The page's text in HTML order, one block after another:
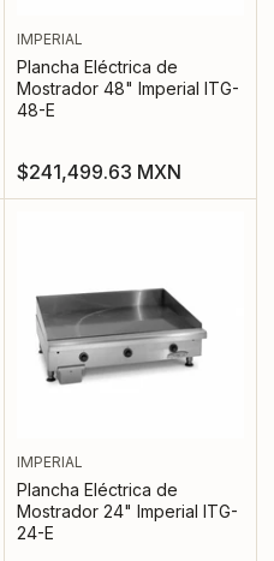
IMPERIAL
Plancha Eléctrica de
Mostrador 48" Imperial ITG-
48-E
Precio
regular
$241,499.63 MXN
IMPERIAL
Plancha Eléctrica de
Mostrador 24" Imperial ITG-
24-E